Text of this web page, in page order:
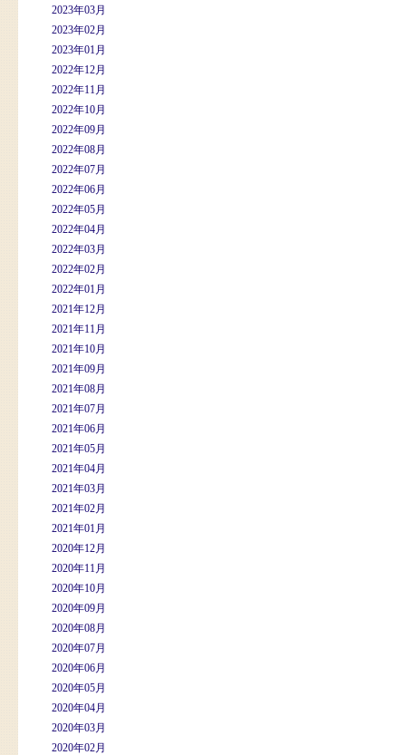
2023年03月
2023年02月
2023年01月
2022年12月
2022年11月
2022年10月
2022年09月
2022年08月
2022年07月
2022年06月
2022年05月
2022年04月
2022年03月
2022年02月
2022年01月
2021年12月
2021年11月
2021年10月
2021年09月
2021年08月
2021年07月
2021年06月
2021年05月
2021年04月
2021年03月
2021年02月
2021年01月
2020年12月
2020年11月
2020年10月
2020年09月
2020年08月
2020年07月
2020年06月
2020年05月
2020年04月
2020年03月
2020年02月